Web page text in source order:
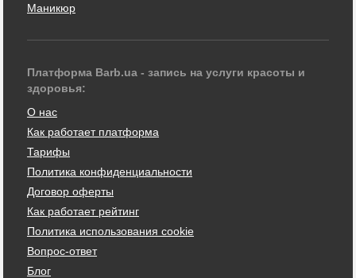
Маникюр
Платформа Barb.ua - запись на услуги красоты и
здоровья:
О нас
Как работает платформа
Тарифы
Политика конфиденциальности
Договор оферты
Как работает рейтинг
Политика использования cookie
Вопрос-ответ
Блог